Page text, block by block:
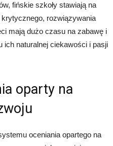
fińskie szkoły stawiają na
rozwiązywania
mają dużo czasu na zabawę i
ich naturalnej ciekawości i pasji
oparty na
oceniania opartego na